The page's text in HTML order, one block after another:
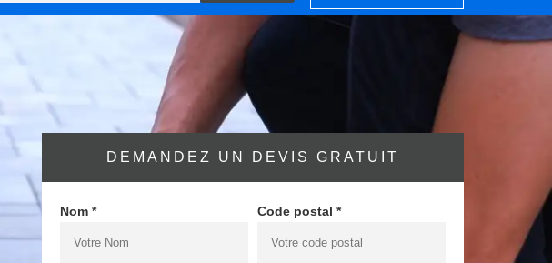
DEMANDEZ UN DEVIS GRATUIT
Nom * Code postal *